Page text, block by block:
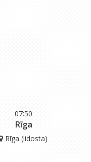
07:50
Rīga
Rīga (lidosta)